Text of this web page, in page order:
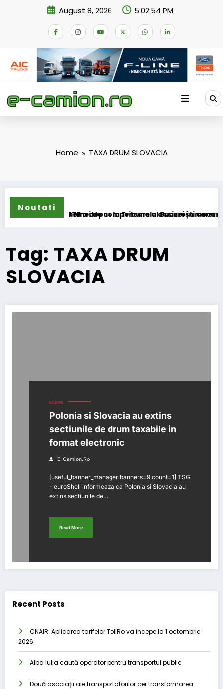
August 8, 2026 5:02:54 PM
Home TAXA DRUM SLOVACIA
Noutati
schemei de compensare a accizei în mecanism
STB a depus la Tribunalul București cererea
Tag: TAXA DRUM
SLOVACIA
ENEWS
Polonia si Slovacia au extins
sectiunile de drum taxabile in
format electronic
E-Camion.ro
[useful_banner_manager banners=9 count=1] TSG
- euroShell informeaza ca Polonia si Slovacia au
extins sectiunile de…
Read More
Recent Posts
CNAIR: Aplicarea tarifelor TollRo va începe la 1 octombrie
2026
Alba Iulia caută operator pentru transportul public
Două asociații ale transportatorilor cer transformarea